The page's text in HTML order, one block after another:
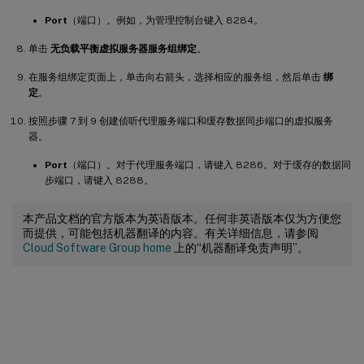
Port （端口）。例如，为管理控制台键入 8284。
单击 无负载平衡虚拟服务器服务组绑定 。
在服务组绑定页面上，单击向右箭头，选择相应的服务组，然后单击 绑
定 。
按照步骤 7 到 9 创建侦听代理服务端口和缓存数据同步端口的虚拟服务
器。
Port （端口）。对于代理服务端口，请键入 8286。对于缓存的数据同
步端口，请键入 8288。
本产品文档的官方版本为英语版本。任何非英语版本仅为方便您
而提供，可能包括机器翻译的内容。有关详细信息，请参阅
Cloud Software Group home 上的“机器翻译免责声明”。